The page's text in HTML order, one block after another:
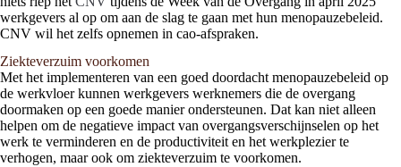
werkgevers al op om aan de slag te gaan met hun menopauzebeleid.
CNV wil het zelfs opnemen in cao-afspraken.
Ziekteverzuim voorkomen
Met het implementeren van een goed doordacht menopauzebeleid op
de werkvloer kunnen werkgevers werknemers die de overgang
doormaken op een goede manier ondersteunen. Dat kan niet alleen
helpen om de negatieve impact van overgangsverschijnselen op het
werk te verminderen en de productiviteit en het werkplezier te
verhogen, maar ook om ziekteverzuim te voorkomen.